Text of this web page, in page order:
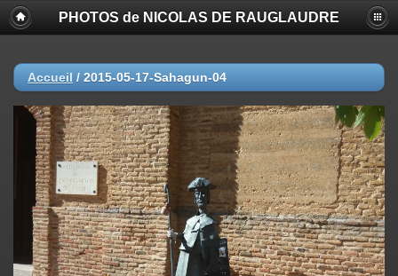
PHOTOS de NICOLAS DE RAUGLAUDRE
Accueil / 2015-05-17-Sahagun-04